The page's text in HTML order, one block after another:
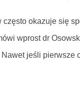
często okazuje się
wprost dr
jeśli pierwsze